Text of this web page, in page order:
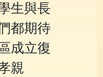
生與長
都期待
成立復
親